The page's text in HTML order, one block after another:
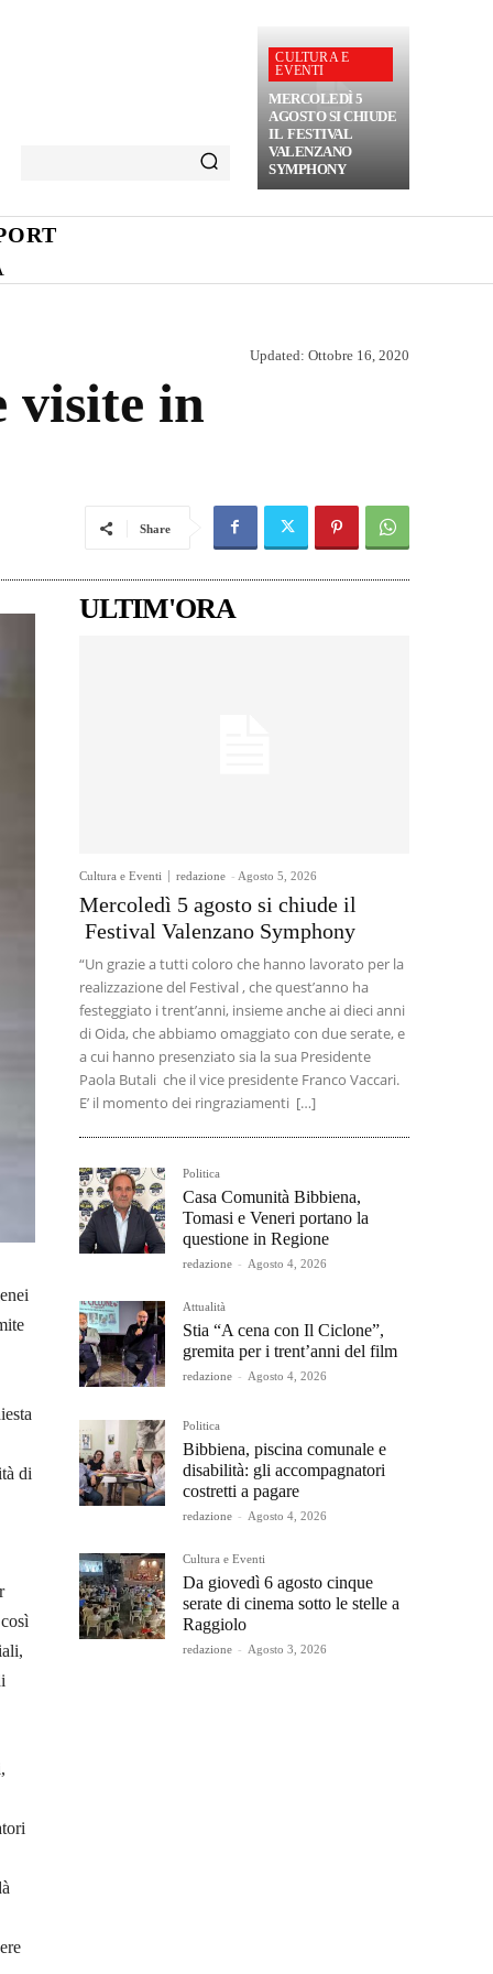
CULTURA E
EVENTI
MERCOLEDÌ 5
AGOSTO SI CHIUDE
IL FESTIVAL
VALENZANO
SYMPHONY
Updated: Ottobre 16, 2020
visite in
Share
di
ULTIM'ORA
Cultura e Eventi redazione - Agosto 5, 2026
Mercoledì 5 agosto si chiude il
Festival Valenzano Symphony
“Un grazie a tutti coloro che hanno lavorato per la
realizzazione del Festival , che quest’anno ha
festeggiato i trent’anni, insieme anche ai dieci anni
di Oida, che abbiamo omaggiato con due serate, e
a cui hanno presenziato sia la sua Presidente
Paola Butali che il vice presidente Franco Vaccari.
E’ il momento dei ringraziamenti […]
Politica
Casa Comunità Bibbiena,
Tomasi e Veneri portano la
questione in Regione
redazione - Agosto 4, 2026
Attualità
Stia “A cena con Il Ciclone”,
gremita per i trent’anni del film
redazione - Agosto 4, 2026
Politica
Bibbiena, piscina comunale e
disabilità: gli accompagnatori
costretti a pagare
redazione - Agosto 4, 2026
Cultura e Eventi
Da giovedì 6 agosto cinque
serate di cinema sotto le stelle a
Raggiolo
redazione - Agosto 3, 2026